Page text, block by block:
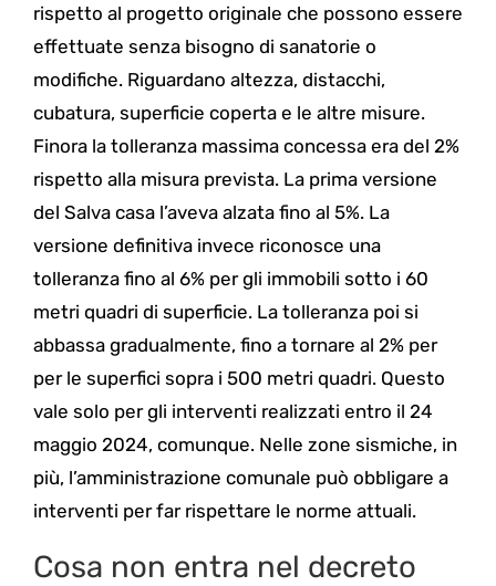
rispetto al progetto originale che possono essere
effettuate senza bisogno di sanatorie o
modifiche. Riguardano altezza, distacchi,
cubatura, superficie coperta e le altre misure.
Finora la tolleranza massima concessa era del 2%
rispetto alla misura prevista. La prima versione
del Salva casa l’aveva alzata fino al 5%. La
versione definitiva invece riconosce una
tolleranza fino al 6% per gli immobili sotto i 60
metri quadri di superficie. La tolleranza poi si
abbassa gradualmente, fino a tornare al 2% per
per le superfici sopra i 500 metri quadri. Questo
vale solo per gli interventi realizzati entro il 24
maggio 2024, comunque. Nelle zone sismiche, in
più, l’amministrazione comunale può obbligare a
interventi per far rispettare le norme attuali.
Cosa non entra nel decreto